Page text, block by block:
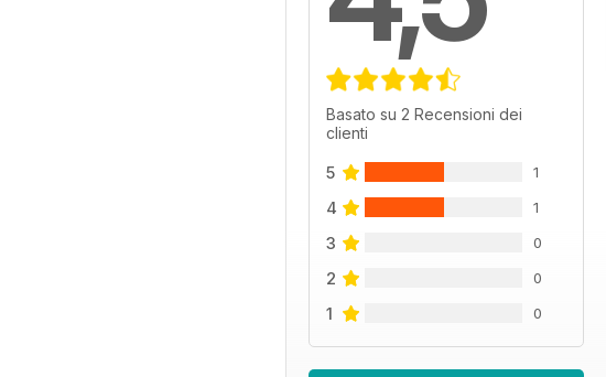
Basato su 2 Recensioni dei
clienti
5 1
4 1
3 0
2 0
1 0